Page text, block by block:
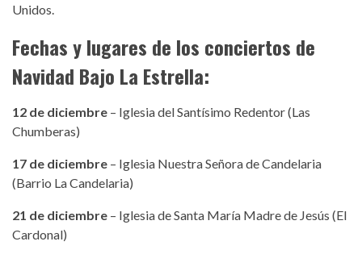
Unidos.
Fechas y lugares de los conciertos de
Navidad Bajo La Estrella:
12 de diciembre – Iglesia del Santísimo Redentor (Las
Chumberas)
17 de diciembre – Iglesia Nuestra Señora de Candelaria
(Barrio La Candelaria)
21 de diciembre – Iglesia de Santa María Madre de Jesús (El
Cardonal)